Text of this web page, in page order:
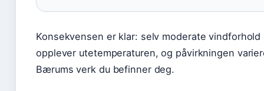
Konsekvensen er klar: selv moderate
opplever utetemperaturen, og påvirkningen
Bærums verk du befinner deg.